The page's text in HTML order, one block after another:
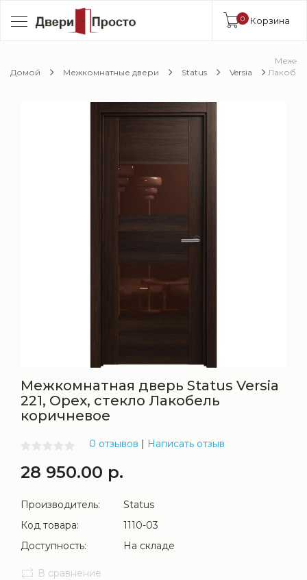
0 Корзина
Домой Межкомнатные двери Status Versia
Межкомнатная дверь Status Versia
221, Орех, стекло Лакобель
коричневое
0 отзывов | Написать отзыв
28 950.00 р.
Производитель:
Status
Код товара:
1110-03
Доступность:
На складе
В сравнение